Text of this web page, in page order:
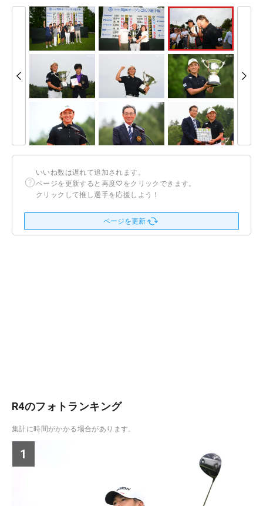
いいね数は遅れて追加されます。
ページを更新すると再度♡をクリックできます。
クリックして推し選手を応援しよう！
ページを更新
R4のフォトランキング
集計に時間がかかる場合があります。
1